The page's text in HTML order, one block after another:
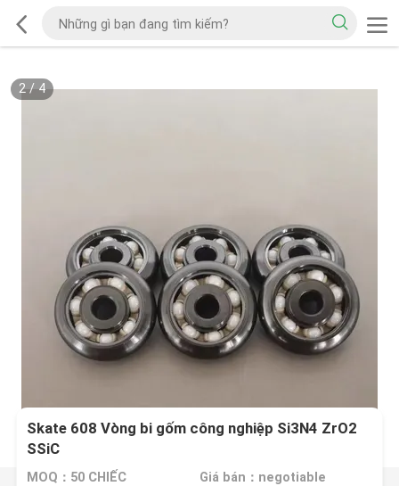
2/4
Skate 608 Vòng bi gốm công nghiệp Si3N4 ZrO2
SSiC
MOQ：50 CHIẾC Giá bán：negotiable